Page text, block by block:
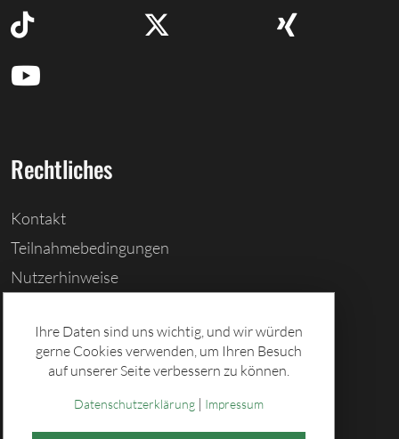
Rechtliches
Kontakt
Teilnahmebedingungen
Nutzerhinweise
Cookies löschen
Datenschutz
Ihre Daten sind uns wichtig, und wir würden
gerne Cookies verwenden, um Ihren Besuch
auf unserer Seite verbessern zu können.
Datenschutzerklärung| Impressum